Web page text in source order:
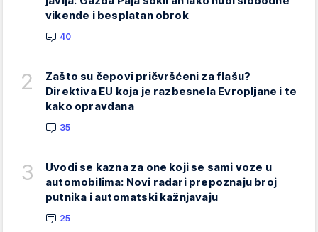
vikende i besplatan obrok
40
2
Zašto su čepovi pričvršćeni za flašu?
Direktiva EU koja je razbesnela Evropljane i te
kako opravdana
35
3
Uvodi se kazna za one koji se sami voze u
automobilima: Novi radari prepoznaju broj
putnika i automatski kažnjavaju
25